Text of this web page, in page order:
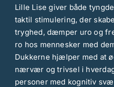
Lille Lise giver både
taktil stimulering, der
tryghed, dæmper uro og
ro hos mennesker med
Dukkerne hjælper med at
nærvær og trivsel i
personer med kognitiv